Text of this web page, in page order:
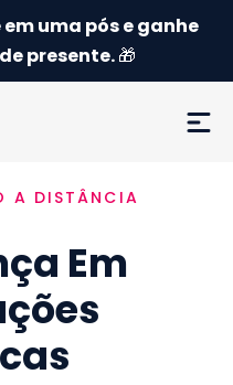
uma pós e ganhe
presente.🎁
A DISTÂNCIA
Em